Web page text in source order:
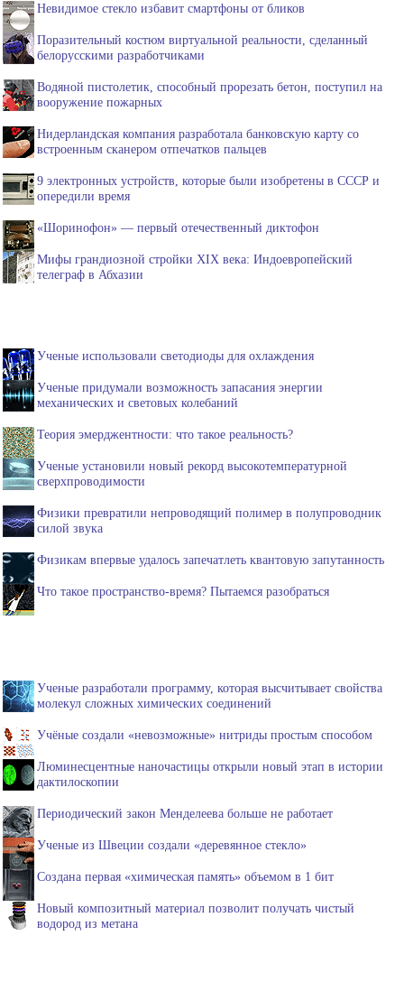
Невидимое стекло избавит смартфоны от бликов
Поразительный костюм виртуальной реальности, сделанный
белорусскими разработчиками
Водяной пистолетик, способный прорезать бетон, поступил на
вооружение пожарных
Нидерландская компания разработала банковскую карту со
встроенным сканером отпечатков пальцев
9 электронных устройств, которые были изобретены в СССР и
опередили время
«Шоринофон» — первый отечественный диктофон
Мифы грандиозной стройки XIX века: Индоевропейский
телеграф в Абхазии
Ученые использовали светодиоды для охлаждения
Ученые придумали возможность запасания энергии
механических и световых колебаний
Теория эмерджентности: что такое реальность?
Ученые установили новый рекорд высокотемпературной
сверхпроводимости
Физики превратили непроводящий полимер в полупроводник
силой звука
Физикам впервые удалось запечатлеть квантовую запутанность
Что такое пространство-время? Пытаемся разобраться
Ученые разработали программу, которая высчитывает свойства
молекул сложных химических соединений
Учёные создали «невозможные» нитриды простым способом
Люминесцентные наночастицы открыли новый этап в истории
дактилоскопии
Периодический закон Менделеева больше не работает
Ученые из Швеции создали «деревянное стекло»
Создана первая «химическая память» объемом в 1 бит
Новый композитный материал позволит получать чистый
водород из метана